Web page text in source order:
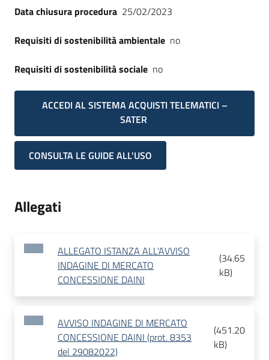
Data chiusura procedura 25/02/2023
Requisiti di sostenibilità ambientale no
Requisiti di sostenibilità sociale no
ACCEDI AL SISTEMA ACQUISTI TELEMATICI –
SATER
CONSULTA LE GUIDE ALL'USO
Allegati
ALLEGATO ISTANZA ALL'AVVISO
INDAGINE DI MERCATO
CONCESSIONE DAINI
(34.65
kB)
AVVISO INDAGINE DI MERCATO
CONCESSIONE DAINI (prot. 8353
del 29082022)
(451.20
kB)